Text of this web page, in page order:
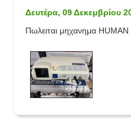
Δευτέρα, 09 Δεκεμβρίου
Πωλειται μηχανημα